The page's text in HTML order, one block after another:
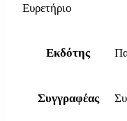
Ευρετήριο
Εκδότης
Συγγραφέας